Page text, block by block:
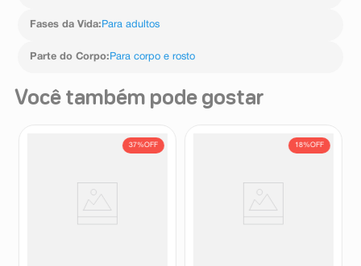
Fases da Vida: Para adultos
Parte do Corpo: Para corpo e rosto
Você também pode gostar
37%OFF 18%OFF